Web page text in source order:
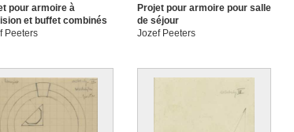
pour armoire à
et buffet combinés
Peeters
Projet pour armoire pour salle
de séjour
Jozef Peeters